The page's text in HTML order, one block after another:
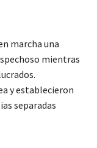
marcha una
mientras
y establecieron
separadas